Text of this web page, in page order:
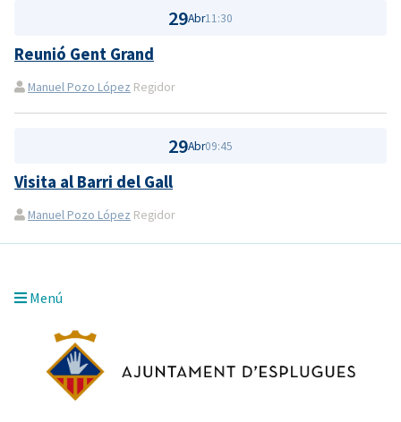
29Abr11:30
Reunió Gent Grand
Manuel Pozo López Regidor
29Abr09:45
Visita al Barri del Gall
Manuel Pozo López Regidor
Menú